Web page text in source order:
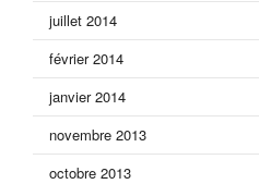
juillet 2014
février 2014
janvier 2014
novembre 2013
octobre 2013